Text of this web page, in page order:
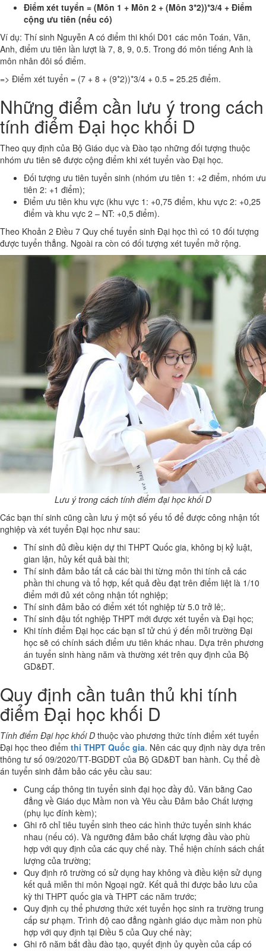
Điểm xét tuyển = (Môn 1 + Môn 2 + (Môn 3*2))*3/4 + Điểm
cộng ưu tiên (nếu có)
Ví dụ: Thí sinh Nguyễn A có điểm thi khối D01 các môn Toán, Văn,
Anh, điểm ưu tiên lần lượt là 7, 8, 9, 0.5. Trong đó môn tiếng Anh là
môn nhân đôi số điểm.
=> Điểm xét tuyển = (7 + 8 + (9*2))*3/4 + 0.5 = 25.25 điểm.
Những điểm cần lưu ý trong cách
tính điểm Đại học khối D
Theo quy định của Bộ Giáo dục và Đào tạo những đối tượng thuộc
nhóm ưu tiên sẽ được cộng điểm khi xét tuyển vào Đại học.
Đối tượng ưu tiên tuyển sinh (nhóm ưu tiên 1: +2 điểm, nhóm ưu
tiên 2: +1 điểm);
Điểm ưu tiên khu vực (khu vực 1: +0,75 điểm, khu vực 2: +0,25
điểm và khu vực 2 – NT: +0,5 điểm).
Theo Khoản 2 Điều 7 Quy chế tuyển sinh Đại học thì có 10 đối tượng
được tuyển thẳng. Ngoài ra còn có đối tượng xét tuyển mở rộng.
Lưu ý trong cách tính điểm đại học khối D
Các bạn thí sinh cũng cần lưu ý một số yếu tố để được công nhận tốt
nghiệp và xét tuyển Đại học như sau:
Thí sinh đủ điều kiện dự thi THPT Quốc gia, không bị kỷ luật,
gian lận, hủy kết quả bài thi;
Thí sinh đảm bảo tất cả các bài thi từng môn thi tính cả các
phần thi chung và tổ hợp, kết quả đều đạt trên điểm liệt là 1/10
điểm mới đủ xét công nhận tốt nghiệp;
Thí sinh đảm bảo có điểm xét tốt nghiệp từ 5.0 trở lê;.
Thí sinh đậu tốt nghiệp THPT mới được xét tuyển và Đại học;
Khi tính điểm Đại học các bạn sĩ tử chú ý đến mỗi trường Đại
học sẽ có chính sách điểm ưu tiên khác nhau. Dựa trên phương
án tuyển sinh hàng năm và thường xét trên quy định của Bộ
GD&ĐT.
Quy định cần tuân thủ khi tính
điểm Đại học khối D
Tính điểm Đại học khối D thuộc vào phương thức tính điểm xét tuyển
Đại học theo điểm thi THPT Quốc gia. Nên các quy định này dựa trên
thông tư số 09/2020/TT-BGDĐT của Bộ GD&ĐT ban hành. Cụ thể đề
án tuyển sinh đảm bảo các yêu cầu sau:
Cung cấp thông tin tuyển sinh đại học đầy đủ. Văn bằng Cao
đẳng về Giáo dục Mầm non và Yêu cầu Đảm bảo Chất lượng
(phụ lục đính kèm);
Ghi rõ chỉ tiêu tuyển sinh theo các hình thức tuyển sinh khác
nhau (nếu có). Và ngưỡng đảm bảo chất lượng đầu vào phù
hợp với quy định của các quy chế này. Thể hiện chính sách chất
lượng của trường;
Quy định rõ trường có sử dụng hay không và điều kiện sử dụng
kết quả miễn thi môn Ngoại ngữ. Kết quả thi được bảo lưu của
kỳ thi THPT quốc gia và THPT các năm trước;
Quy định cụ thể phương thức xét tuyển học sinh ra trường trung
cấp sư phạm. Trình độ cao đẳng ngành giáo dục mầm non phù
hợp với quy định tại Điều 5 của Quy chế này;
Ghi rõ năm bắt đầu đào tạo, quyết định ủy quyền của cấp có